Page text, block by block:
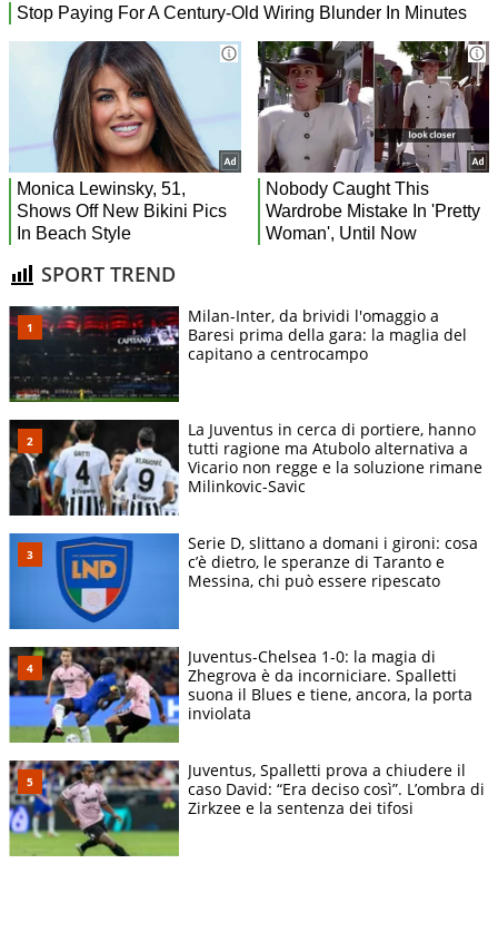
SPORT TREND
Milan-Inter, da brividi l'omaggio a
Baresi prima della gara: la maglia del
capitano a centrocampo
La Juventus in cerca di portiere, hanno
tutti ragione ma Atubolo alternativa a
Vicario non regge e la soluzione rimane
Milinkovic-Savic
Serie D, slittano a domani i gironi: cosa
c’è dietro, le speranze di Taranto e
Messina, chi può essere ripescato
Juventus-Chelsea 1-0: la magia di
Zhegrova è da incorniciare. Spalletti
suona il Blues e tiene, ancora, la porta
inviolata
Juventus, Spalletti prova a chiudere il
caso David: “Era deciso così”. L’ombra di
Zirkzee e la sentenza dei tifosi